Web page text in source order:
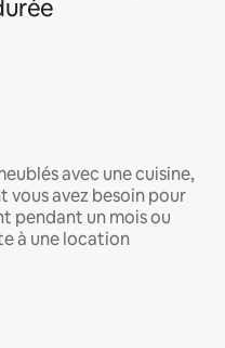
avec une cuisine,
vous avez besoin pour
pendant un mois ou
à une location